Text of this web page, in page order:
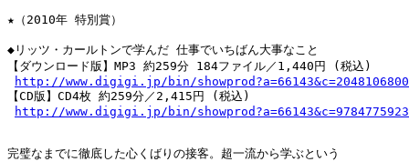
★（2010年 特別賞）
◆リッツ・カールトンで学んだ 仕事でいちばん大事なこと
【ダウンロード版】MP3 約259分 184ファイル／1,440円 (税込)
http://www.digigi.jp/bin/
【CD版】CD4枚 約259分／2,415円 (税込)
http://www.digigi.jp/bin/
完璧なまでに徹底した心くばりの接客。超一流から学ぶという